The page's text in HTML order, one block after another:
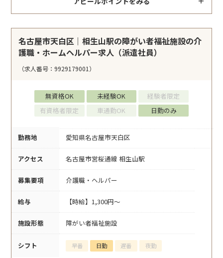
名古屋市天白区｜相生山駅の障がい者福祉施設の介
護職・ホームヘルパー求人（派遣社員）
（求人番号：9929179001）
無資格OK 未経験OK
経験者限定
有資格者限定
車通勤OK 日勤のみ
勤務地 愛知県名古屋市天白区
アクセス 名古屋市営桜通線 相生山駅
募集要項 介護職・ヘルパー
給与 【時給】1,300円～
施設形態 障がい者福祉施設
シフト 早番 日勤 遅番 夜勤